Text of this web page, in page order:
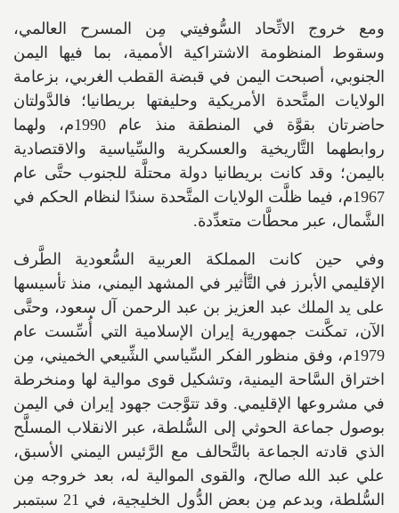
ومع خروج الاتِّحاد السُّوفيتي مِن المسرح العالمي،
وسقوط المنظومة الاشتراكية الأممية، بما فيها اليمن
الجنوبي، أصبحت اليمن في قبضة القطب الغربي، بزعامة
الولايات المتَّحدة الأمريكية وحليفتها بريطانيا؛ فالدَّولتان
حاضرتان بقوَّة في المنطقة منذ عام 1990م، ولهما
روابطهما التَّاريخية والعسكرية والسِّياسية والاقتصادية
باليمن؛ وقد كانت بريطانيا دولة محتلَّة للجنوب حتَّى عام
1967م، فيما ظلَّت الولايات المتَّحدة سندًا لنظام الحكم في
الشَّمال، عبر محطَّات متعدِّدة.
وفي حين كانت المملكة العربية السُّعودية الطَّرف
الإقليمي الأبرز في التَّأثير في المشهد اليمني، منذ تأسيسها
على يد الملك عبد العزيز بن عبد الرحمن آل سعود، وحتَّى
الآن، تمكَّنت جمهورية إيران الإسلامية التي أُسِّست عام
1979م، وفق منظور الفكر السِّياسي الشِّيعي الخميني، مِن
اختراق السَّاحة اليمنية، وتشكيل قوى موالية لها ومنخرطة
في مشروعها الإقليمي. وقد تتوَّجت جهود إيران في اليمن
بوصول جماعة الحوثي إلى السُّلطة، عبر الانقلاب المسلَّح
الذي قادته الجماعة بالتَّحالف مع الرَّئيس اليمني الأسبق،
علي عبد الله صالح، والقوى الموالية له، بعد خروجه مِن
السُّلطة، وبدعم مِن بعض الدُّول الخليجية، في 21 سبتمبر